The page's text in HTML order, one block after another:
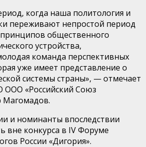
когда наша политология и
переживают непростой период
общественного
устройства,
команда перспективных
уже имеет представление о
системы страны», — отмечает
ООО «Российский Союз
и номинанты впоследствии
вне конкурса в IV Форуме
России «Дигория».